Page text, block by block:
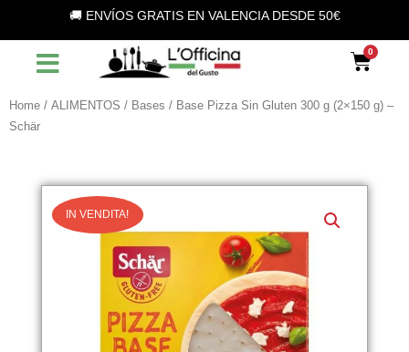
contenuto
🚚 ENVÍOS GRATIS EN VALENCIA DESDE 50€
Home / ALIMENTOS / Bases / Base Pizza Sin Gluten 300 g (2×150 g) –
Schär
IN VENDITA!